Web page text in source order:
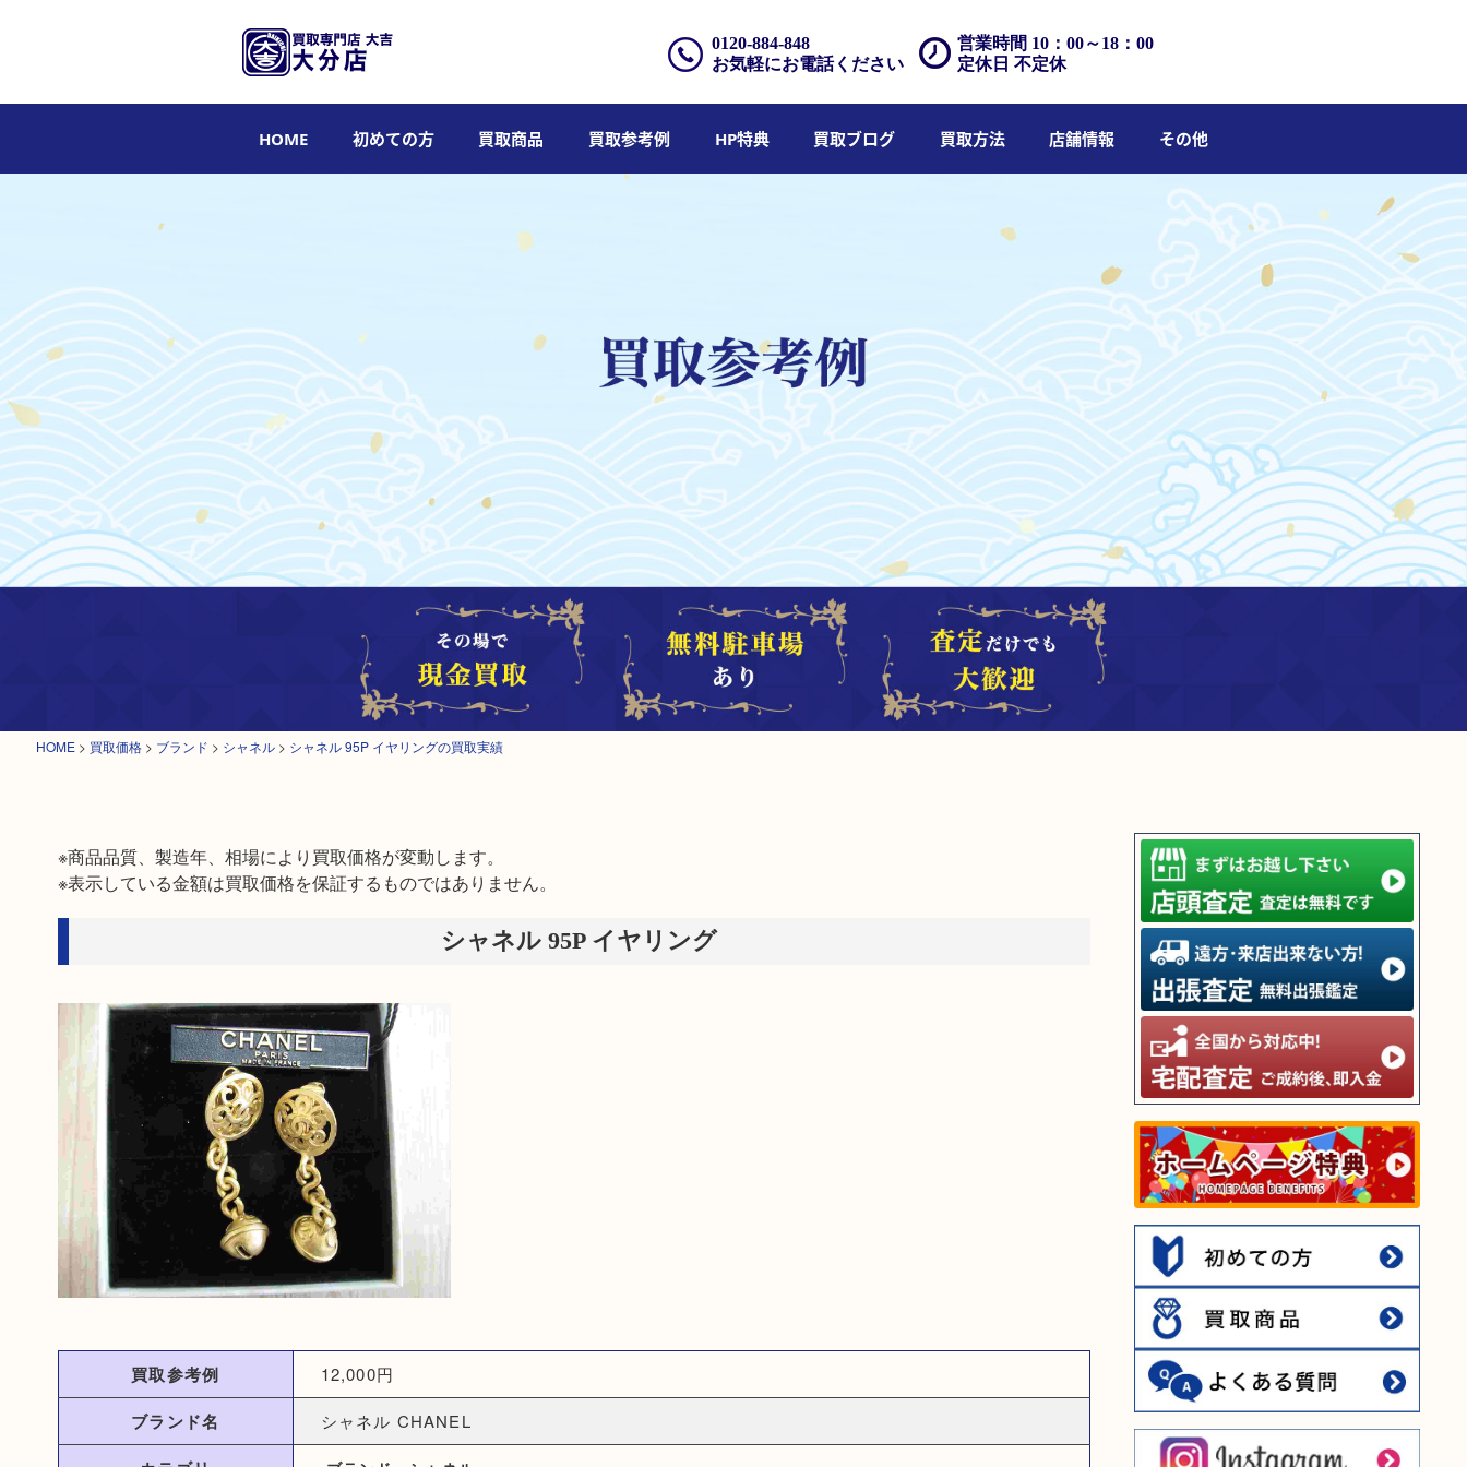
営業時間 10：00～18：00
定休日 不定休
0120-884-848
お気軽にお電話ください
HOME 初めての方 買取商品 買取参考例 HP特典 買取ブログ 買取方法 店舗情報 その他
HOME > 買取価格 > ブランド > シャネル > シャネル 95P イヤリングの買取実績
※商品品質、製造年、相場により買取価格が変動します。
※表示している金額は買取価格を保証するものではありません。
シャネル 95P イヤリング
買取参考例 12,000円
ブランド名 シャネル CHANEL